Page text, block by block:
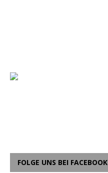
FOLGE UNS BEI FACEBOOK